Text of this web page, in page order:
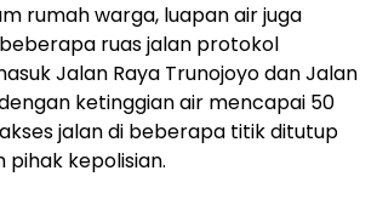
rumah warga, luapan air juga
ruas jalan protokol
Jalan Raya Trunojoyo dan Jalan
dengan ketinggian air mencapai 50
jalan di beberapa titik ditutup
kepolisian.